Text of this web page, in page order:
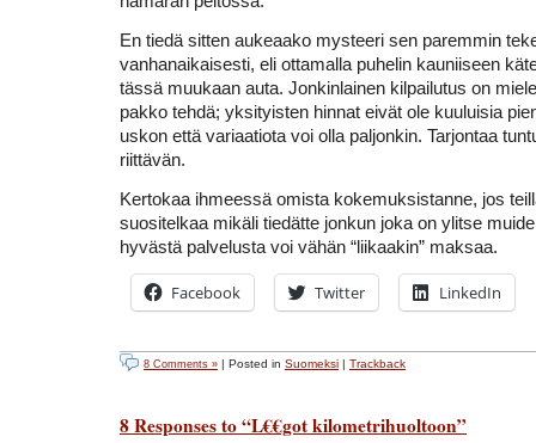
En tiedä sitten aukeaako mysteeri sen paremmin
vanhanaikaisesti, eli ottamalla puhelin kauniiseen
tässä muukaan auta. Jonkinlainen kilpailutus on
pakko tehdä; yksityisten hinnat eivät ole kuuluisia
uskon että variaatiota voi olla paljonkin. Tarjontaa
riittävän.
Kertokaa ihmeessä omista kokemuksistanne, jos
suositelkaa mikäli tiedätte jonkun joka on ylitse
hyvästä palvelusta voi vähän “liikaakin” maksaa.
Facebook Twitter LinkedIn
8 Comments » | Posted in Suomeksi | Trackback
8 Responses to “L€€got kilometrihuoltoon”